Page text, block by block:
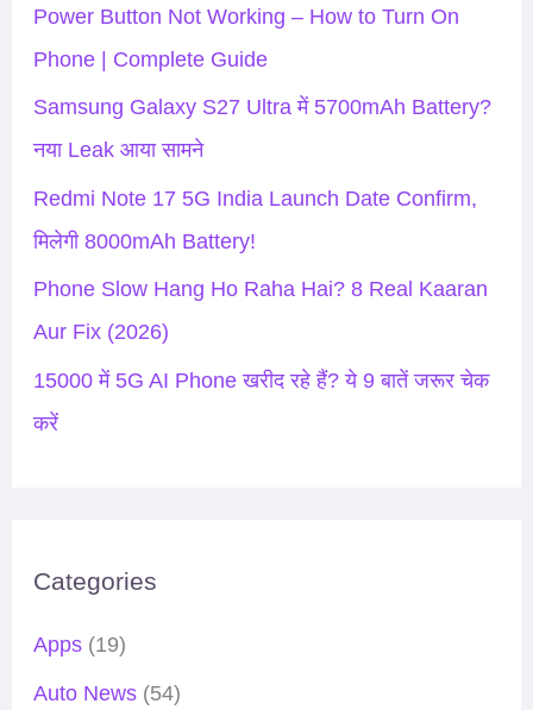
f
Power Button Not Working – How to Turn On
Phone | Complete Guide
Samsung Galaxy S27 Ultra में 5700mAh Battery?
नया Leak आया सामने
Redmi Note 17 5G India Launch Date Confirm,
मिलेगी 8000mAh Battery!
Phone Slow Hang Ho Raha Hai? 8 Real Kaaran
Aur Fix (2026)
15000 में 5G AI Phone खरीद रहे हैं? ये 9 बातें जरूर चेक
करें
Categories
Apps(19)
Auto News(54)